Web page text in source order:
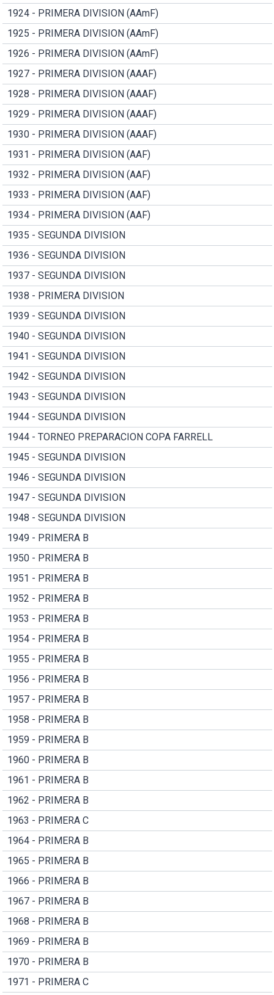
1924 - PRIMERA DIVISION (AAmF)
1925 - PRIMERA DIVISION (AAmF)
1926 - PRIMERA DIVISION (AAmF)
1927 - PRIMERA DIVISION (AAAF)
1928 - PRIMERA DIVISION (AAAF)
1929 - PRIMERA DIVISION (AAAF)
1930 - PRIMERA DIVISION (AAAF)
1931 - PRIMERA DIVISION (AAF)
1932 - PRIMERA DIVISION (AAF)
1933 - PRIMERA DIVISION (AAF)
1934 - PRIMERA DIVISION (AAF)
1935 - SEGUNDA DIVISION
1936 - SEGUNDA DIVISION
1937 - SEGUNDA DIVISION
1938 - PRIMERA DIVISION
1939 - SEGUNDA DIVISION
1940 - SEGUNDA DIVISION
1941 - SEGUNDA DIVISION
1942 - SEGUNDA DIVISION
1943 - SEGUNDA DIVISION
1944 - SEGUNDA DIVISION
1944 - TORNEO PREPARACION COPA FARRELL
1945 - SEGUNDA DIVISION
1946 - SEGUNDA DIVISION
1947 - SEGUNDA DIVISION
1948 - SEGUNDA DIVISION
1949 - PRIMERA B
1950 - PRIMERA B
1951 - PRIMERA B
1952 - PRIMERA B
1953 - PRIMERA B
1954 - PRIMERA B
1955 - PRIMERA B
1956 - PRIMERA B
1957 - PRIMERA B
1958 - PRIMERA B
1959 - PRIMERA B
1960 - PRIMERA B
1961 - PRIMERA B
1962 - PRIMERA B
1963 - PRIMERA C
1964 - PRIMERA B
1965 - PRIMERA B
1966 - PRIMERA B
1967 - PRIMERA B
1968 - PRIMERA B
1969 - PRIMERA B
1970 - PRIMERA B
1971 - PRIMERA C